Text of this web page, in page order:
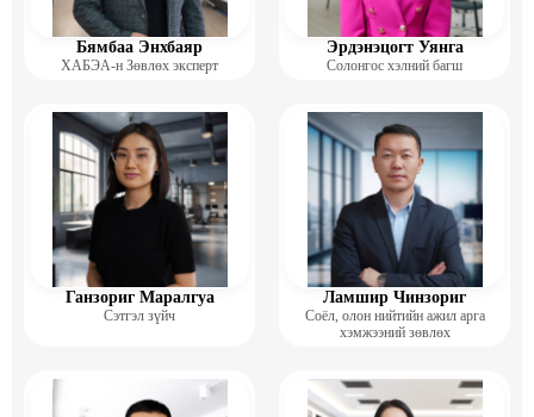
Бямбаа Энхбаяр
ХАБЭА-н Зөвлөх эксперт
Эрдэнэцогт Уянга
Солонгос хэлний багш
Ганзориг Маралгуа
Сэтгэл зүйч
Ламшир Чинзориг
Соёл, олон нийтийн ажил арга
хэмжээний зөвлөх